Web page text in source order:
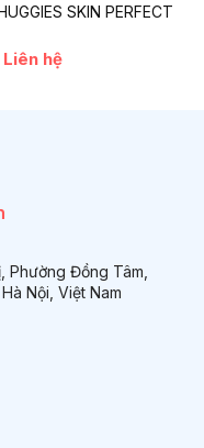
SKIN PERFECT
Liên hệ
Phường Đồng Tâm,
Nội, Việt Nam